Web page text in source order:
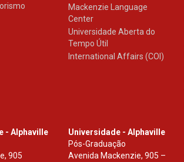
Mackenzie Language
Center
Universidade Aberta do
Tempo Útil
International Affairs (COI)
- Alphaville
905
Universidade - Alphaville
Pós-Graduação
Avenida Mackenzie, 905 –